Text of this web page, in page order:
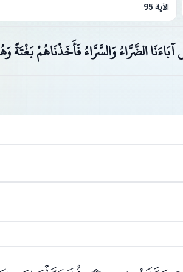
الآية 95
الضَّرَّاءُ وَالسَّرَّاءُ فَأَخَذْنَاهُمْ بَغْتَةً